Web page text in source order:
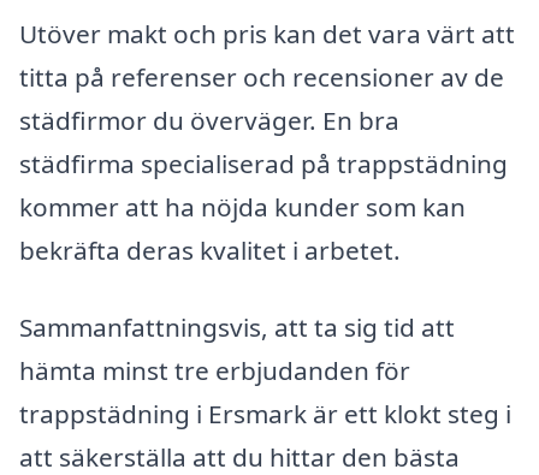
Utöver makt och pris kan det vara värt att
titta på referenser och recensioner av de
städfirmor du överväger. En bra
städfirma specialiserad på trappstädning
kommer att ha nöjda kunder som kan
bekräfta deras kvalitet i arbetet.
Sammanfattningsvis, att ta sig tid att
hämta minst tre erbjudanden för
trappstädning i Ersmark är ett klokt steg i
att säkerställa att du hittar den bästa